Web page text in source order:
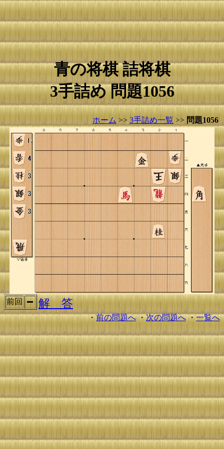
青の将棋 詰将棋
3手詰め 問題1056
ホーム >> 3手詰め一覧 >> 問題1056
前回 解 答
・前の問題へ・次の問題へ・一覧へ